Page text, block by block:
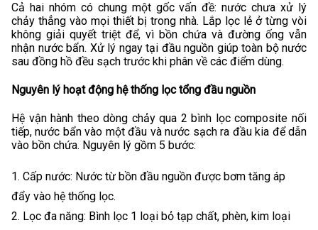
Cả hai nhóm có chung một gốc vấn đề: nước chưa xử lý
chảy thẳng vào mọi thiết bị trong nhà. Lắp lọc lẻ ở từng vòi
không giải quyết triệt để, vì bồn chứa và đường ống vẫn
nhận nước bẩn. Xử lý ngay tại đầu nguồn giúp toàn bộ nước
sau đồng hồ đều sạch trước khi phân về các điểm dùng.
Nguyên lý hoạt động hệ thống lọc tổng đầu nguồn
Hệ vận hành theo dòng chảy qua 2 bình lọc composite nối
tiếp, nước bẩn vào một đầu và nước sạch ra đầu kia để dẫn
vào bồn chứa. Nguyên lý gồm 5 bước:
Cấp nước: Nước từ bồn đầu nguồn được bơm tăng áp
đẩy vào hệ thống lọc.
Lọc đa năng: Bình lọc 1 loại bỏ tạp chất, phèn, kim loại